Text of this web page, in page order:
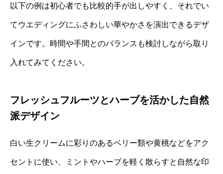
以下の例は初心者でも比較的手が出しやすく、それでい
てウエディングにふさわしい華やかさを演出できるデザ
インです。時間や手間とのバランスも検討しながら取り
入れてみてください。
フレッシュフルーツとハーブを活かした自然
派デザイン
白い生クリームに彩りのあるベリー類や黄桃などをアク
セントに使い、ミントやハーブを軽く散らすと自然な印